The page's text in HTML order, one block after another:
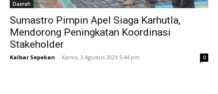
Daerah
Sumastro Pimpin Apel Siaga Karhutla,
Mendorong Peningkatan Koordinasi
Stakeholder
Kalbar Sepekan - Kamis, 3 Agustus 2023 5:44 pm 0